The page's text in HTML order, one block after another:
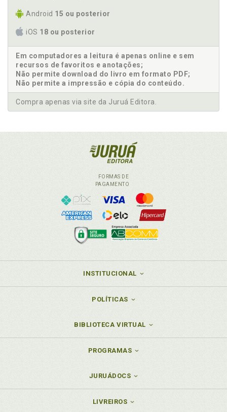
Android 15 ou posterior
iOS 18 ou posterior
Em computadores a leitura é apenas online e sem
recursos de favoritos e anotações;
Não permite download do livro em formato PDF;
Não permite a impressão e cópia do conteúdo.
Compra apenas via site da Juruá Editora.
FORMAS DE
PAGAMENTO
INSTITUCIONAL
POLÍTICAS
BIBLIOTECA VIRTUAL
PROGRAMAS
JURUÁDOCS
LIVREIROS